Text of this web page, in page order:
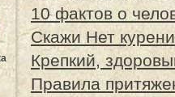
10 фактов о
Скажи Нет
Крепкий,
Правила